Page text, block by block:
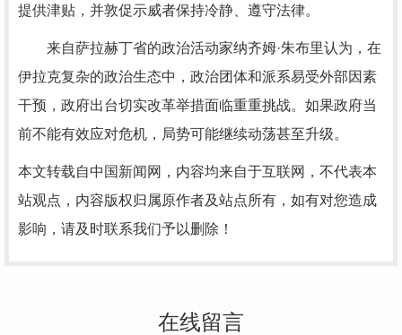
提供津贴，并敦促示威者保持冷静、遵守法律。
来自萨拉赫丁省的政治活动家纳齐姆·朱布里认为，在
伊拉克复杂的政治生态中，政治团体和派系易受外部因素
干预，政府出台切实改革举措面临重重挑战。如果政府当
前不能有效应对危机，局势可能继续动荡甚至升级。
本文转载自中国新闻网，内容均来自于互联网，不代表本
站观点，内容版权归属原作者及站点所有，如有对您造成
影响，请及时联系我们予以删除！
在线留言